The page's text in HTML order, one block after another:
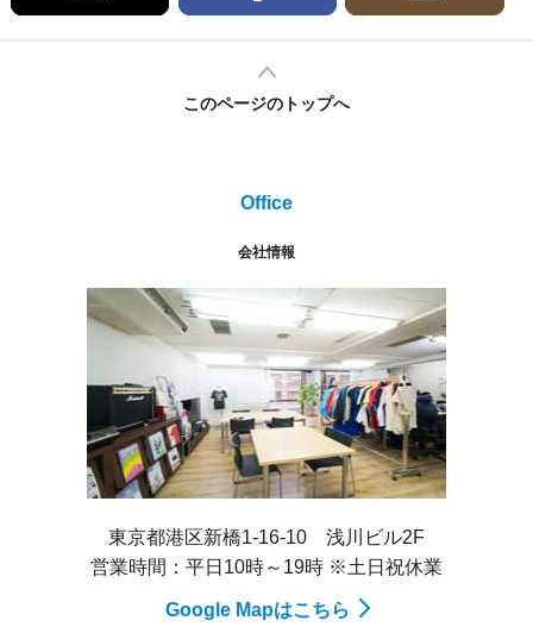
このページのトップへ
Office
会社情報
東京都港区新橋1-16-10 浅川ビル2F
営業時間：平日10時～19時 ※土日祝休業
Google Mapはこちら